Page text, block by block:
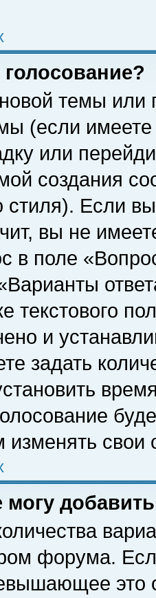
голосование?
темы или
(если
или
создания
стиля). Если
вы не
в поле
текстового
и
задать
изменять свои
могу
форума.
это